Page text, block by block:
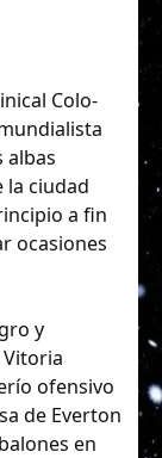
Colo-
albas
la ciudad
a fin
ocasiones
y
ofensivo
de Everton
en